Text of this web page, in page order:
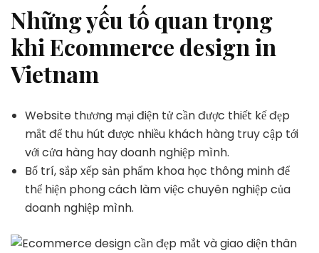
Những yếu tố quan trọng
khi Ecommerce design in
Vietnam
Website thương mại điện tử cần được thiết kế đẹp
mắt để thu hút được nhiều khách hàng truy cập tới
với cửa hàng hay doanh nghiệp mình.
Bố trí, sắp xếp sản phẩm khoa học thông minh để
thể hiện phong cách làm việc chuyên nghiệp của
doanh nghiệp mình.